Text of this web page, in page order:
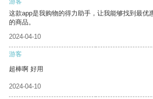
这款app是我购物的得力助手，让我能够找到最优
的商品。
2024-04-10
游客
超棒啊 好用
2024-04-10